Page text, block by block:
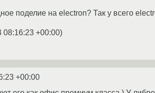
поделие на electron? Так у всего
08:16:23 +00:00)
+00:00